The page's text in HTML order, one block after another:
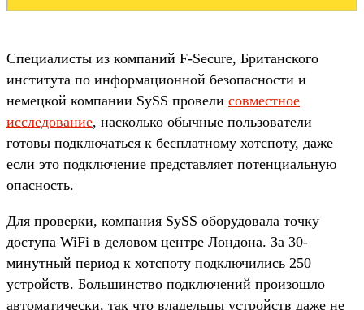
Специалисты из компаний F-Secure, Британского
института по информационной безопасности и
немецкой компании SySS провели совместное
исследование, насколько обычные пользователи
готовы подключаться к бесплатному хотспоту, даже
если это подключение представляет потенциальную
опасность.
Для проверки, компания SySS оборудовала точку
доступа WiFi в деловом центре Лондона. За 30-
минутный период к хотспоту подключились 250
устройств. Большинство подключений произошло
автоматически, так что владельцы устройств даже не